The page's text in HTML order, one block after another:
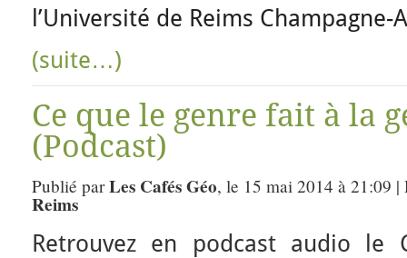
l’Université de Reims Champagne-
(suite…)
Ce que le genre fait à la
(Podcast)
Publié parLes Cafés Géo, le 15 mai 2014 à 21:09
Reims
Retrouvez en podcast audio le